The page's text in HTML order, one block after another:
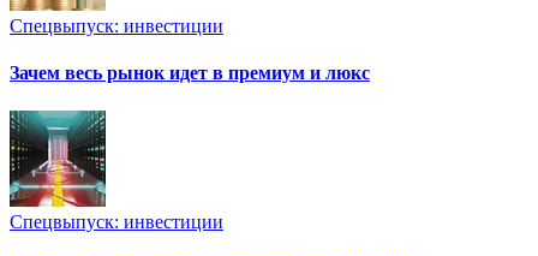
Спецвыпуск: инвестиции
Зачем весь рынок идет в премиум и люкс
Спецвыпуск: инвестиции